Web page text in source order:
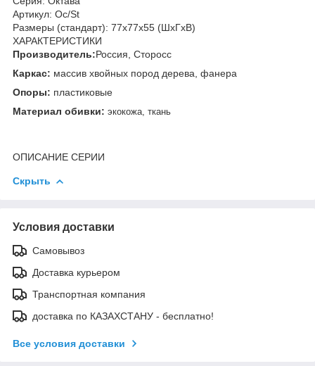
Артикул: Oc/St
Размеры (стандарт): 77x77x55 (ШхГхВ)
ХАРАКТЕРИСТИКИ
Производитель:Россия, Сторосс
Каркас: массив хвойных пород дерева, фанера
Опоры: пластиковые
Материал обивки: экокожа, ткань
ОПИСАНИЕ СЕРИИ
Скрыть
Условия доставки
Самовывоз
Доставка курьером
Транспортная компания
доставка по КАЗАХСТАНУ - бесплатно!
Все условия доставки